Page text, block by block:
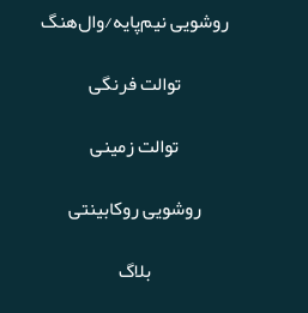
روشویی نیم‌پایه/وال‌هنگ
توالت فرنگی
توالت زمینی
روشویی روکابینتی
بلاگ